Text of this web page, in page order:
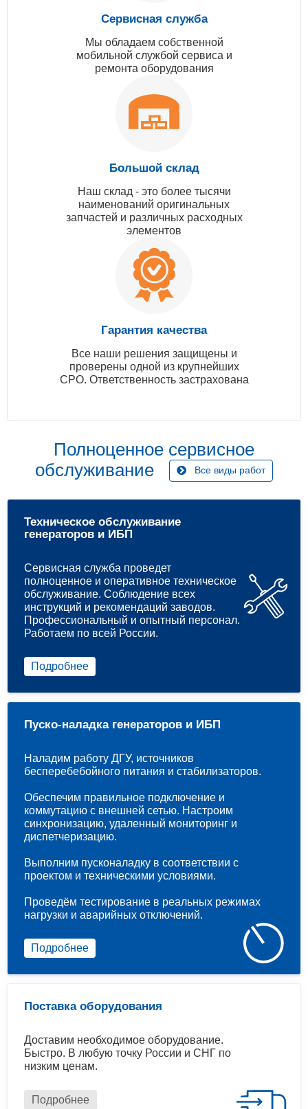
Сервисная служба
Мы обладаем собственной
мобильной службой сервиса и
ремонта оборудования
Большой склад
Наш склад - это более тысячи
наименований оригинальных
запчастей и различных расходных
элементов
Гарантия качества
Все наши решения защищены и
проверены одной из крупнейших
СРО. Ответственность застрахована
Полноценное сервисное
обслуживание
Все виды работ
Техническое обслуживание
генераторов и ИБП
Сервисная служба проведет
полноценное и оперативное техническое
обслуживание. Соблюдение всех
инструкций и рекомендаций заводов.
Профессиональный и опытный персонал.
Работаем по всей России.
Подробнее
Поставка оборудования
Доставим необходимое оборудование.
Быстро. В любую точку России и СНГ по
низким ценам.
Подробнее
Пуско-наладка генераторов и ИБП
Наладим работу ДГУ, источников
бесперебебойного питания и стабилизаторов.
Обеспечим правильное подключение и
коммутацию с внешней сетью. Настроим
синхронизацию, удаленный мониторинг и
диспетчеризацию.
Выполним пусконаладку в соответствии с
проектом и техническими условиями.
Проведём тестирование в реальных режимах
нагрузки и аварийных отключений.
Подробнее